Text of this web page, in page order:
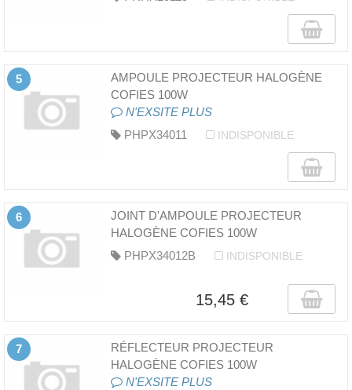
5
AMPOULE PROJECTEUR HALOGÈNE
COFIES 100W
N'EXSITE PLUS
PHPX34011
INDISPONIBLE
6
JOINT D'AMPOULE PROJECTEUR
HALOGÈNE COFIES 100W
PHPX34012B
INDISPONIBLE
15,45 €
7
RÉFLECTEUR PROJECTEUR
HALOGÈNE COFIES 100W
N'EXSITE PLUS